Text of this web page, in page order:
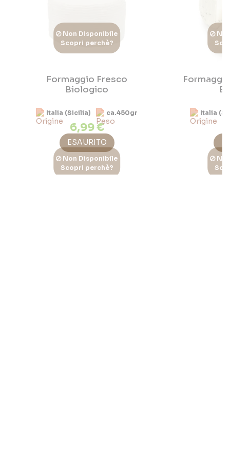
Non Disponibile
Scopri perchè?
Formaggio Fresco
Biologico
Italia (Sicilia) ca.450gr
6,99 €
ESAURITO
Italia
Non Disponibile
Scopri perchè?